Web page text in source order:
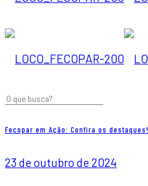
Fecopar em Ação: Confira os destaques!
23 de outubro de 2024